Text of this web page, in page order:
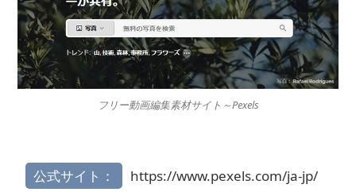
フリー動画編集素材サイト～Pexels
公式サイト： https://www.pexels.com/ja-jp/